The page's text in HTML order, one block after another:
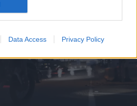
Data Access Privacy Policy